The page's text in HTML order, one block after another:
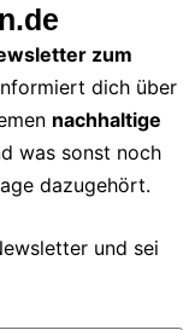
zum
dich über
nachhaltige
was sonst noch
dazugehört.
und sei